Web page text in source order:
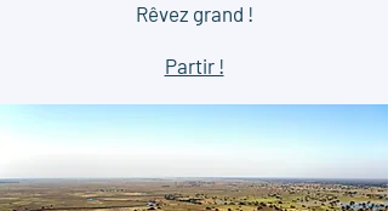
Rêvez grand !
Partir !